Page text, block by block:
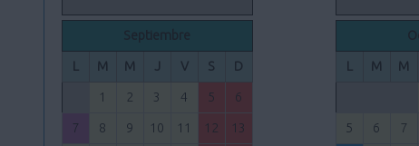
L M M J V S D
1 2 3 4 5 6
7 8 9 10 11 12 13
L M M
5 6 7